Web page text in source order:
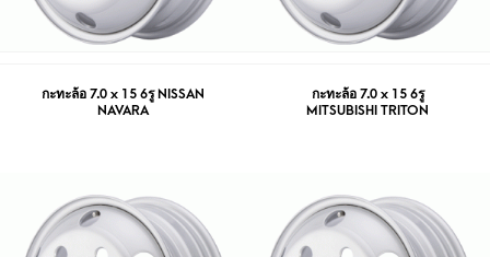
กะทะล้อ 7.0 x 15 6รู NISSAN
NAVARA
กะทะล้อ 7.0 x 15 6รู
MITSUBISHI TRITON